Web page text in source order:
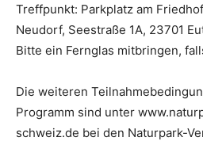
Treffpunkt: Parkplatz am
Neudorf, Seestraße 1A, 23701
Bitte ein Fernglas mitbringen,
Die weiteren
Programm sind unter
schweiz.de bei den Naturpark-